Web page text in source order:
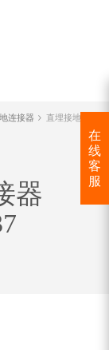
连接器
直埋接地
器
在
线
客
服